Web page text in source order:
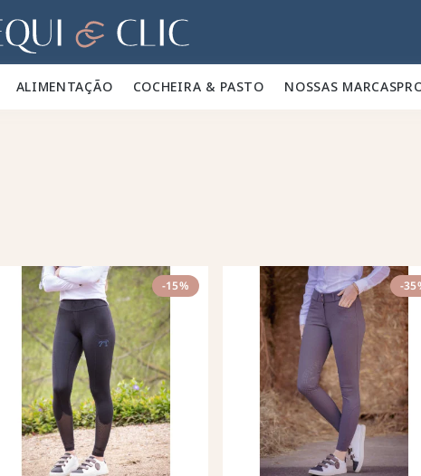
Lar
ALIMENTAÇÃO 🥕 COCHEIRA & PASTO 🍃 NOSSAS MARCAS
-15% -